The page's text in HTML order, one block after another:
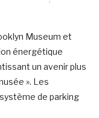
Museum et
énergétique
un avenir plus
». Les
de parking